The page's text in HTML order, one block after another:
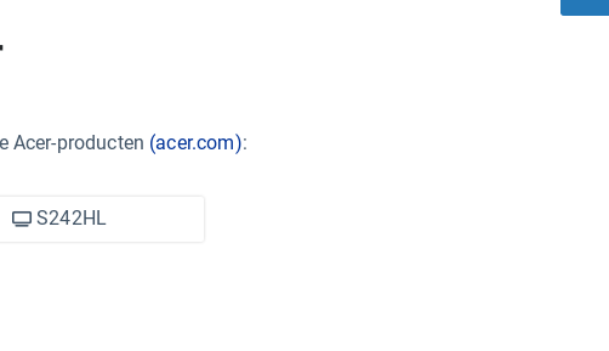
Acer-producten (acer.com):
S242HL